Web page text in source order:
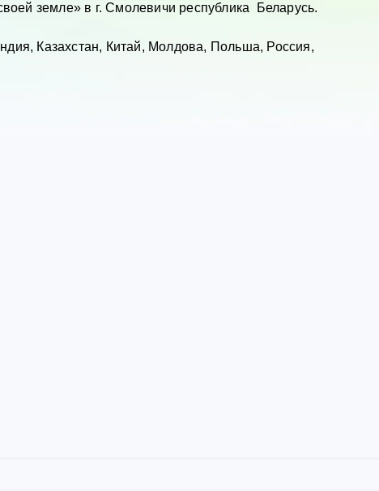
земле» в г. Смолевичи республика Беларусь.
Казахстан, Китай, Молдова, Польша, Россия,